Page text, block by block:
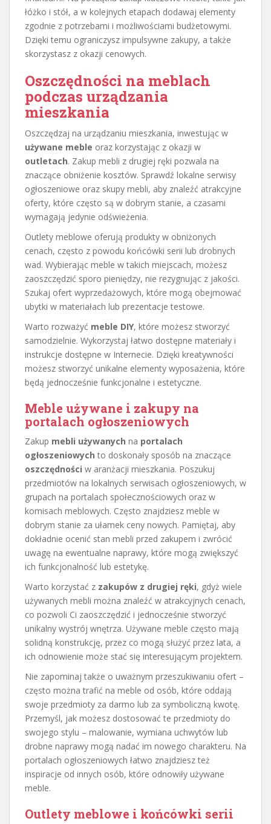
łóżko i stół, a w kolejnych etapach dodawaj elementy
zgodnie z potrzebami i możliwościami budżetowymi.
Dzięki temu ograniczysz impulsywne zakupy, a także
skorzystasz z okazji cenowych.
Oszczędności na meblach
podczas urządzania
mieszkania
Oszczędzaj na urządzaniu mieszkania, inwestując w
używane meble oraz korzystając z okazji w
outletach. Zakup mebli z drugiej ręki pozwala na
znaczące obniżenie kosztów. Sprawdź lokalne serwisy
ogłoszeniowe oraz skupy mebli, aby znaleźć atrakcyjne
oferty, które często są w dobrym stanie, a czasami
wymagają jedynie odświeżenia.
Outlety meblowe oferują produkty w obniżonych
cenach, często z powodu końcówki serii lub drobnych
wad. Wybierając meble w takich miejscach, możesz
zaoszczędzić sporo pieniędzy, nie rezygnując z jakości.
Szukaj ofert wyprzedażowych, które mogą obejmować
ubytki w materiałach lub prezentacje testowe.
Warto rozważyć meble DIY, które możesz stworzyć
samodzielnie. Wykorzystaj łatwo dostępne materiały i
instrukcje dostępne w Internecie. Dzięki kreatywności
możesz stworzyć unikalne elementy wyposażenia, które
będą jednocześnie funkcjonalne i estetyczne.
Meble używane i zakupy na
portalach ogłoszeniowych
Zakup mebli używanych na portalach
ogłoszeniowych to doskonały sposób na znaczące
oszczędności w aranżacji mieszkania. Poszukuj
przedmiotów na lokalnych serwisach ogłoszeniowych, w
grupach na portalach społecznościowych oraz w
komisach meblowych. Często znajdziesz meble w
dobrym stanie za ułamek ceny nowych. Pamiętaj, aby
dokładnie ocenić stan mebli przed zakupem i zwrócić
uwagę na ewentualne naprawy, które mogą zwiększyć
ich funkcjonalność lub estetykę.
Warto korzystać z zakupów z drugiej ręki, gdyż wiele
używanych mebli można znaleźć w atrakcyjnych cenach,
co pozwoli Ci zaoszczędzić i jednocześnie stworzyć
unikalny wystrój wnętrza. Używane meble często mają
solidną konstrukcję, przez co mogą służyć przez lata, a
ich odnowienie może stać się interesującym projektem.
Nie zapominaj także o uważnym przeszukiwaniu ofert –
często można trafić na meble od osób, które oddają
swoje przedmioty za darmo lub za symboliczną kwotę.
Przemyśl, jak możesz dostosować te przedmioty do
swojego stylu – malowanie, wymiana uchwytów lub
drobne naprawy mogą nadać im nowego charakteru. Na
portalach ogłoszeniowych łatwo znajdziesz też
inspiracje od innych osób, które odnowiły używane
meble.
Outlety meblowe i końcówki serii